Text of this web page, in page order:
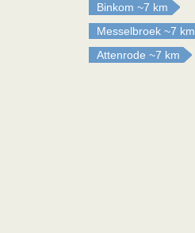
Binkom ~7 km
Messelbroek ~7 km
Attenrode ~7 km